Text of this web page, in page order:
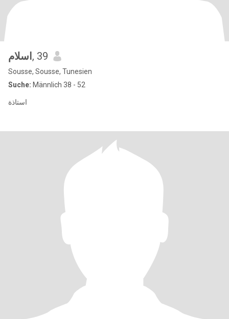
اسلام , 39
Sousse, Sousse, Tunesien
Suche: Männlich 38 - 52
استاذة